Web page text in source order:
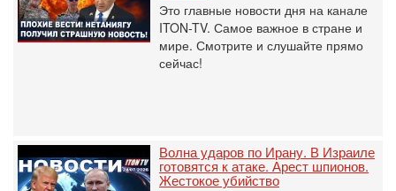
Это главные новости дня на канале
ITON-TV. Самое важное в стране и
мире. Смотрите и слушайте прямо
сейчас!
Волна ударов по Ирану. В Израиле
готовятся к атаке. Арест шпионов.
Жестокое убийство